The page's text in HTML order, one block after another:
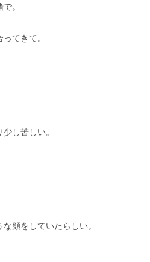
。
てきて。
し苦しい。
顔をしていたらしい。